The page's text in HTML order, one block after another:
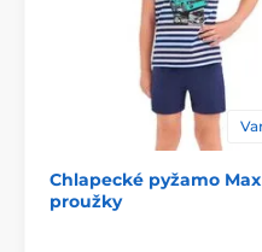
Chlapecké pyžamo
proužky